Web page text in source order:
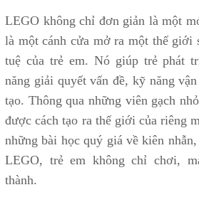
LEGO không chỉ đơn giản là một
là một cánh cửa mở ra một thế giới
tuệ của trẻ em. Nó giúp trẻ phát
năng giải quyết vấn đề, kỹ năng
tạo. Thông qua những viên gạch
được cách tạo ra thế giới của riêng
những bài học quý giá về kiên
LEGO, trẻ em không chỉ chơi,
thành.